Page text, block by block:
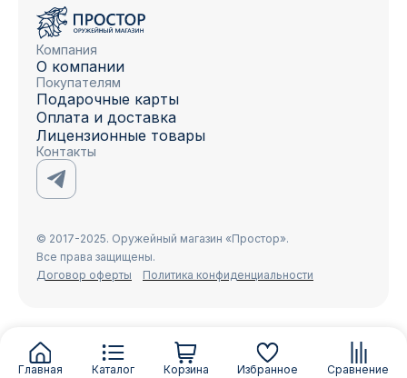
Компания
О компании
Покупателям
Подарочные карты
Оплата и доставка
Лицензионные товары
Контакты
© 2017-2025. Оружейный магазин «Простор».
Все права защищены.
Договор оферты
Политика конфиденциальности
Главная Каталог Корзина Избранное Сравнение